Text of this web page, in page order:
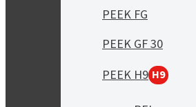
PEEK FG
PEEK GF 30
PEEK H9 H9